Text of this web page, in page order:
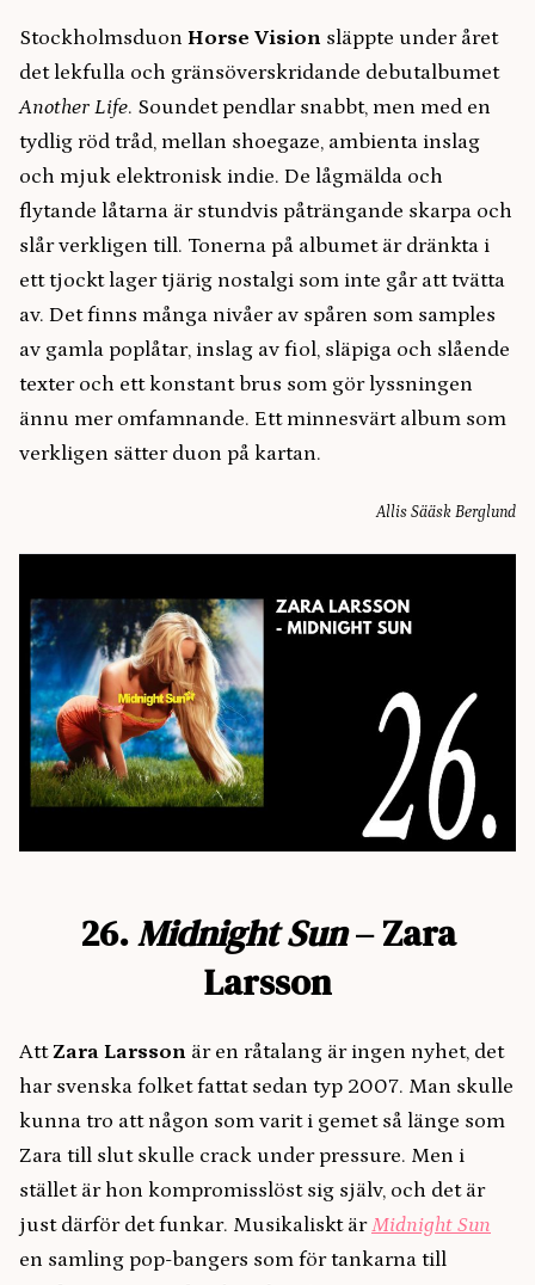
Stockholmsduon Horse Vision släppte under året
det lekfulla och gränsöverskridande debutalbumet
Another Life. Soundet pendlar snabbt, men med en
tydlig röd tråd, mellan shoegaze, ambienta inslag
och mjuk elektronisk indie. De lågmälda och
flytande låtarna är stundvis påträngande skarpa och
slår verkligen till. Tonerna på albumet är dränkta i
ett tjockt lager tjärig nostalgi som inte går att tvätta
av. Det finns många nivåer av spåren som samples
av gamla poplåtar, inslag av fiol, släpiga och slående
texter och ett konstant brus som gör lyssningen
ännu mer omfamnande. Ett minnesvärt album som
verkligen sätter duon på kartan.
Allis Sääsk Berglund
26.Midnight Sun– Zara
Larsson
AttZara Larsson är en råtalang är ingen nyhet, det
har svenska folket fattat sedan typ 2007. Man skulle
kunna tro att någon som varit i gemet så länge som
Zara till slut skulle crack under pressure. Men i
stället är hon kompromisslöst sig själv, och det är
just därför det funkar. Musikaliskt ärMidnight Sun
en samling pop-bangers som för tankarna till